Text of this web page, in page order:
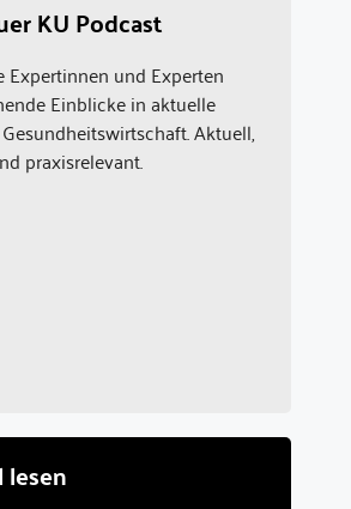
KU Podcast
Expertinnen und Experten
Einblicke in aktuelle
Aktuell,
praxisrelevant.